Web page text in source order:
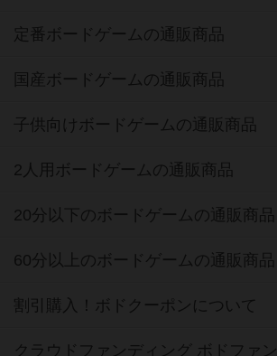
定番ボードゲームの通販商品
国産ボードゲームの通販商品
子供向けボードゲームの通販商品
2人用ボードゲームの通販商品
20分以下のボードゲームの通販商品
60分以上のボードゲームの通販商品
割引購入！ボドクーポンについて
クラウドファンディング ボドファン